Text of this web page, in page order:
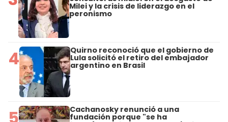
Milei y la crisis de liderazgo en el
peronismo
4 Quirno reconoció que el gobierno de
Lula solicitó el retiro del embajador
argentino en Brasil
Cachanosky renunció a una
fundación porque "se ha